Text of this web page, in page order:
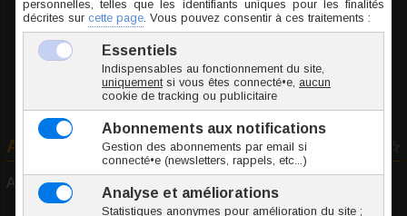
Ajouter au panier
Avis consommateurs 0 vote
Aucun avis déposé pour cet article...